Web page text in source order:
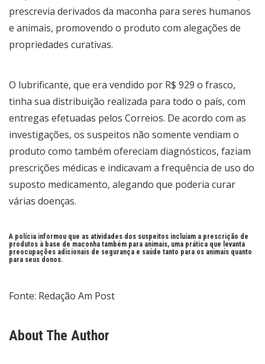
prescrevia derivados da maconha para seres humanos
e animais, promovendo o produto com alegações de
propriedades curativas.
O lubrificante, que era vendido por R$ 929 o frasco,
tinha sua distribuição realizada para todo o país, com
entregas efetuadas pelos Correios. De acordo com as
investigações, os suspeitos não somente vendiam o
produto como também ofereciam diagnósticos, faziam
prescrições médicas e indicavam a frequência de uso do
suposto medicamento, alegando que poderia curar
várias doenças.
A polícia informou que as atividades dos suspeitos incluíam a prescrição de
produtos à base de maconha também para animais, uma prática que levanta
preocupações adicionais de segurança e saúde tanto para os animais quanto
para seus donos.
Fonte: Redação Am Post
About The Author